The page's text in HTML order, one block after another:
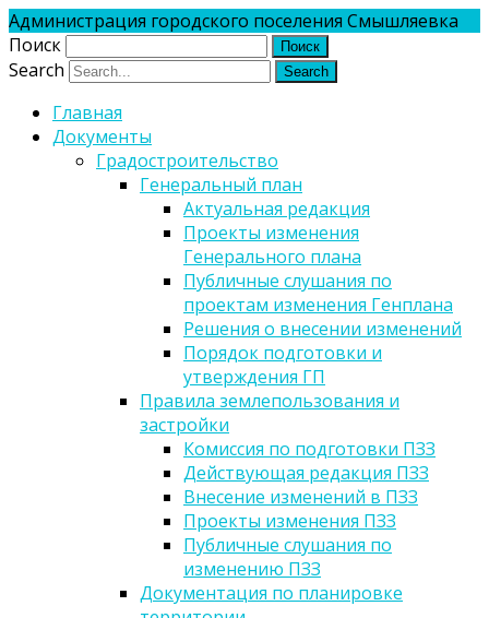
Администрация городского поселения Смышляевка
Поиск
Search
Главная
Документы
Градостроительство
Генеральный план
Актуальная редакция
Проекты изменения
Генерального плана
Публичные слушания по
проектам изменения Генплана
Решения о внесении изменений
Порядок подготовки и
утверждения ГП
Правила землепользования и
застройки
Комиссия по подготовки ПЗЗ
Действующая редакция ПЗЗ
Внесение изменений в ПЗЗ
Проекты изменения ПЗЗ
Публичные слушания по
изменению ПЗЗ
Документация по планировке